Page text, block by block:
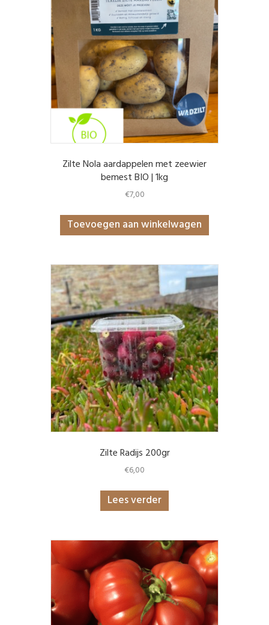
Zilte Nola aardappelen met zeewier
bemest BIO | 1kg
€7,00
Toevoegen aan winkelwagen
Zilte Radijs 200gr
€6,00
Lees verder